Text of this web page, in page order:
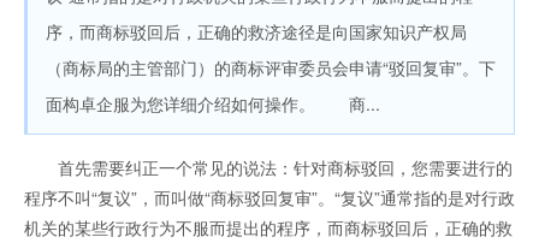
序，而商标驳回后，正确的救济途径是向国家知识产权局
（商标局的主管部门）的商标评审委员会申请“驳回复审”。下
面构卓企服为您详细介绍如何操作。 商...
首先需要纠正一个常见的说法：针对商标驳回，您需要进行的
程序不叫“复议”，而叫做“商标驳回复审”。“复议”通常指的是对行政
机关的某些行政行为不服而提出的程序，而商标驳回后，正确的救